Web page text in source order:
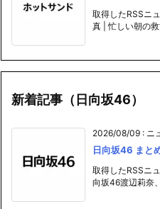
取得したRSSニ
真 | 忙しい朝の救
新着記事（日向坂46）
2026/08/09 : ニ
日向坂46 ま
取得したRSSニ
向坂46渡辺莉奈